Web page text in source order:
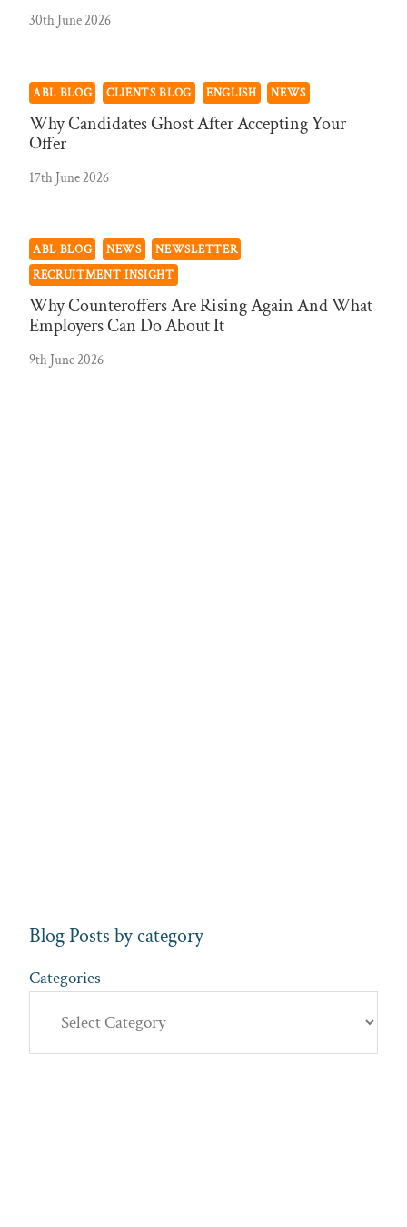
30th June 2026
ABL BLOG CLIENTS BLOG ENGLISH NEWS
Why Candidates Ghost After Accepting Your
Offer
17th June 2026
ABL BLOG NEWS
NEWSLETTER
RECRUITMENT INSIGHT
Why Counteroffers Are Rising Again And What
Employers Can Do About It
9th June 2026
Blog Posts by category
Categories